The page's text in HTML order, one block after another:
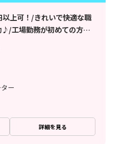
以上可！/きれいで快適な職
工場勤務が初めての方も
ー
詳細を見る